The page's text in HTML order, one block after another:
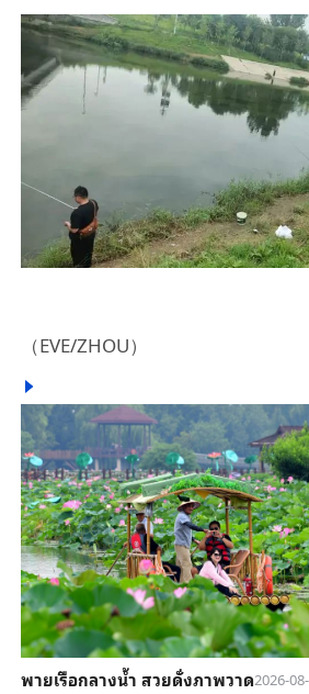
（EVE/ZHOU）
พายเรือกลางน้ำ สวยดั่งภาพวาด2026-